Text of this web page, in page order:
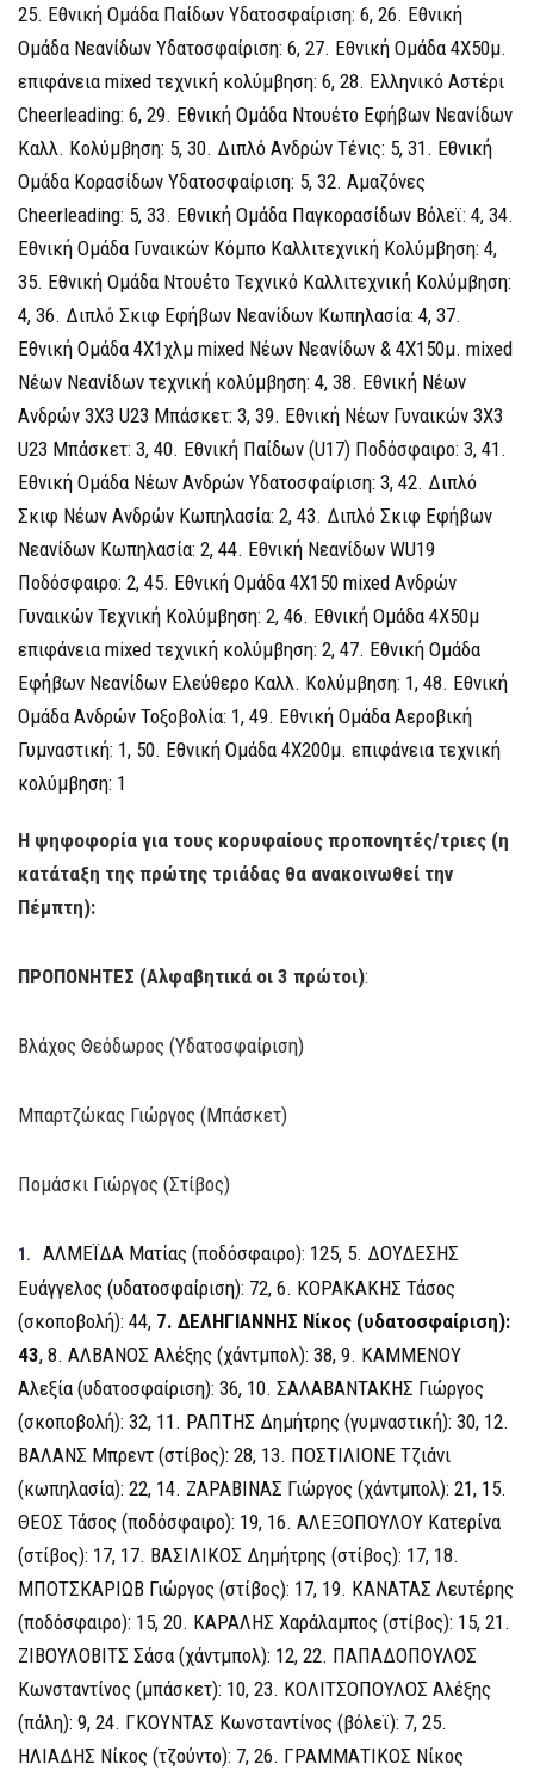
25. Εθνική Ομάδα Παίδων Υδατοσφαίριση: 6, 26. Εθνική
Ομάδα Νεανίδων Υδατοσφαίριση: 6, 27. Εθνική Ομάδα 4Χ50μ.
επιφάνεια mixed τεχνική κολύμβηση: 6, 28. Ελληνικό Αστέρι
Cheerleading: 6, 29. Εθνική Ομάδα Ντουέτο Εφήβων Νεανίδων
Καλλ. Κολύμβηση: 5, 30. Διπλό Ανδρών Τένις: 5, 31. Εθνική
Ομάδα Κορασίδων Υδατοσφαίριση: 5, 32. Αμαζόνες
Cheerleading: 5, 33. Εθνική Ομάδα Παγκορασίδων Βόλεϊ: 4, 34.
Εθνική Ομάδα Γυναικών Κόμπο Καλλιτεχνική Κολύμβηση: 4,
35. Εθνική Ομάδα Ντουέτο Τεχνικό Καλλιτεχνική Κολύμβηση:
4, 36. Διπλό Σκιφ Εφήβων Νεανίδων Κωπηλασία: 4, 37.
Εθνική Ομάδα 4Χ1χλμ mixed Νέων Νεανίδων & 4Χ150μ. mixed
Νέων Νεανίδων τεχνική κολύμβηση: 4, 38. Εθνική Νέων
Ανδρών 3Χ3 U23 Μπάσκετ: 3, 39. Εθνική Νέων Γυναικών 3Χ3
U23 Μπάσκετ: 3, 40. Εθνική Παίδων (U17) Ποδόσφαιρο: 3, 41.
Εθνική Ομάδα Νέων Ανδρών Υδατοσφαίριση: 3, 42. Διπλό
Σκιφ Νέων Ανδρών Κωπηλασία: 2, 43. Διπλό Σκιφ Εφήβων
Νεανίδων Κωπηλασία: 2, 44. Εθνική Νεανίδων WU19
Ποδόσφαιρο: 2, 45. Εθνική Ομάδα 4Χ150 mixed Ανδρών
Γυναικών Τεχνική Κολύμβηση: 2, 46. Εθνική Ομάδα 4Χ50μ
επιφάνεια mixed τεχνική κολύμβηση: 2, 47. Εθνική Ομάδα
Εφήβων Νεανίδων Ελεύθερο Καλλ. Κολύμβηση: 1, 48. Εθνική
Ομάδα Ανδρών Τοξοβολία: 1, 49. Εθνική Ομάδα Αεροβική
Γυμναστική: 1, 50. Εθνική Ομάδα 4Χ200μ. επιφάνεια τεχνική
κολύμβηση: 1
Η ψηφοφορία για τους κορυφαίους προπονητές/τριες (η
κατάταξη της πρώτης τριάδας θα ανακοινωθεί την
Πέμπτη):
ΠΡΟΠΟΝΗΤΕΣ (Αλφαβητικά οι 3 πρώτοι):
Βλάχος Θεόδωρος (Υδατοσφαίριση)
Μπαρτζώκας Γιώργος (Μπάσκετ)
Πομάσκι Γιώργος (Στίβος)
ΑΛΜΕΪΔΑ Ματίας (ποδόσφαιρο): 125, 5. ΔΟΥΔΕΣΗΣ
Ευάγγελος (υδατοσφαίριση): 72, 6. ΚΟΡΑΚΑΚΗΣ Τάσος
(σκοποβολή): 44, 7. ΔΕΛΗΓΙΑΝΝΗΣ Νίκος (υδατοσφαίριση):
43, 8. ΑΛΒΑΝΟΣ Αλέξης (χάντμπολ): 38, 9. ΚΑΜΜΕΝΟΥ
Αλεξία (υδατοσφαίριση): 36, 10. ΣΑΛΑΒΑΝΤΑΚΗΣ Γιώργος
(σκοποβολή): 32, 11. ΡΑΠΤΗΣ Δημήτρης (γυμναστική): 30, 12.
ΒΑΛΑΝΣ Μπρεντ (στίβος): 28, 13. ΠΟΣΤΙΛΙΟΝΕ Τζιάνι
(κωπηλασία): 22, 14. ΖΑΡΑΒΙΝΑΣ Γιώργος (χάντμπολ): 21, 15.
ΘΕΟΣ Τάσος (ποδόσφαιρο): 19, 16. ΑΛΕΞΟΠΟΥΛΟΥ Κατερίνα
(στίβος): 17, 17. ΒΑΣΙΛΙΚΟΣ Δημήτρης (στίβος): 17, 18.
ΜΠΟΤΣΚΑΡΙΩΒ Γιώργος (στίβος): 17, 19. ΚΑΝΑΤΑΣ Λευτέρης
(ποδόσφαιρο): 15, 20. ΚΑΡΑΛΗΣ Χαράλαμπος (στίβος): 15, 21.
ΖΙΒΟΥΛΟΒΙΤΣ Σάσα (χάντμπολ): 12, 22. ΠΑΠΑΔΟΠΟΥΛΟΣ
Κωνσταντίνος (μπάσκετ): 10, 23. ΚΟΛΙΤΣΟΠΟΥΛΟΣ Αλέξης
(πάλη): 9, 24. ΓΚΟΥΝΤΑΣ Κωνσταντίνος (βόλεϊ): 7, 25.
ΗΛΙΑΔΗΣ Νίκος (τζούντο): 7, 26. ΓΡΑΜΜΑΤΙΚΟΣ Νίκος